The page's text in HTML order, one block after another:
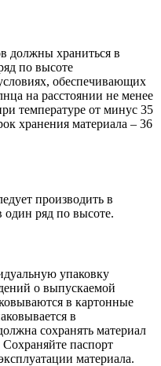
должны храниться в
по высоте
обеспечивающих
на расстоянии не менее
температуре от минус 35
хранения материала – 36
производить в
один ряд по высоте.
упаковку
о выпускаемой
в картонные
в
сохранять материал
паспорт
материала.